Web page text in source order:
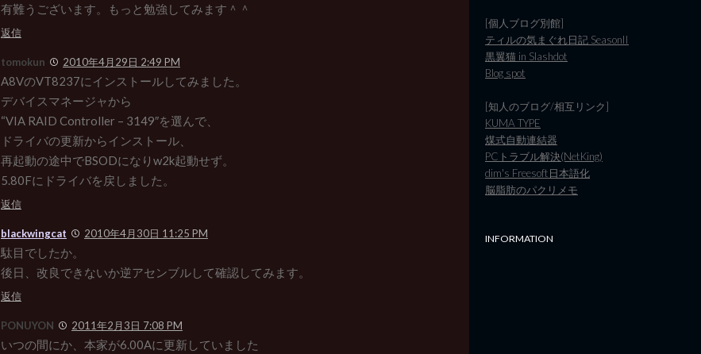
有難うございます。もっと勉強してみます＾＾
返信
tomokun 2010年4月29日 2:49 PM
A8VのVT8237にインストールしてみました。
デバイスマネージャから
“VIA RAID Controller – 3149″を選んで、
ドライバの更新からインストール、
再起動の途中でBSODになりw2k起動せず。
5.80Fにドライバを戻しました。
返信
blackwingcat 2010年4月30日 11:25 PM
駄目でしたか。
後日、改良できないか逆アセンブルして確認してみます。
返信
PONUYON 2011年2月3日 7:08 PM
いつの間にか、本家が6.00Aに更新していました
[個人ブログ別館]
ティルの気まぐれ日記 SeasonII
黒翼猫 in Slashdot
Blog spot
[知人のブログ/相互リンク]
KUMA TYPE
煤式自動連結器
PCトラブル解決(NetKing)
dim's Freesoft日本語化
脳脂肪のパクリメモ
INFORMATION